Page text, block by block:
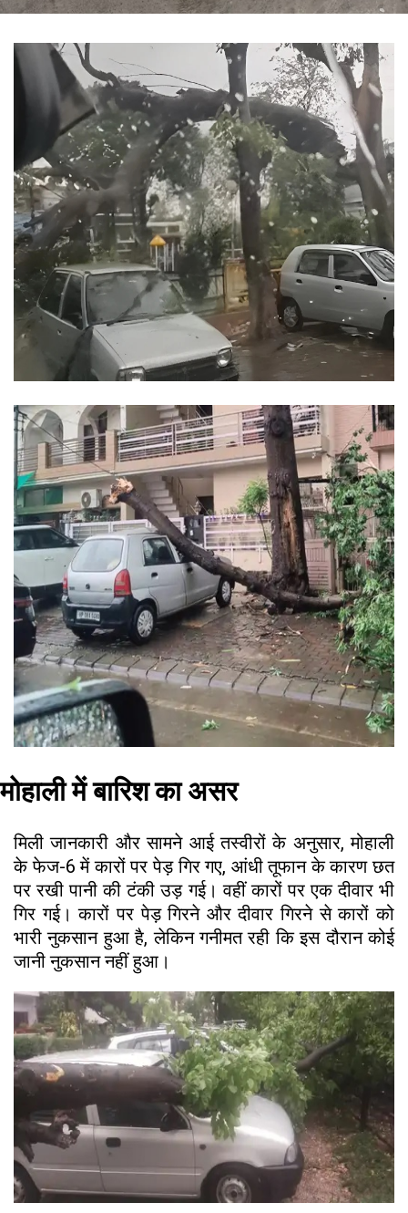
मोहाली में बारिश का असर
मिली जानकारी और सामने आई तस्वीरों के अनुसार, मोहाली
के फेज-6 में कारों पर पेड़ गिर गए, आंधी तूफान के कारण छत
पर रखी पानी की टंकी उड़ गई। वहीं कारों पर एक दीवार भी
गिर गई। कारों पर पेड़ गिरने और दीवार गिरने से कारों को
भारी नुकसान हुआ है, लेकिन गनीमत रही कि इस दौरान कोई
जानी नुकसान नहीं हुआ।